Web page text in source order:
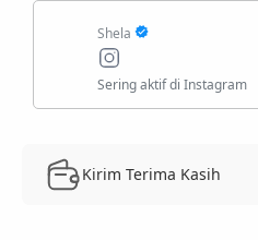
Kirim Terima Kasih